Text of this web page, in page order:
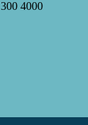
300 4000